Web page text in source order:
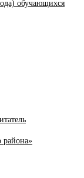
обучающихся
района»